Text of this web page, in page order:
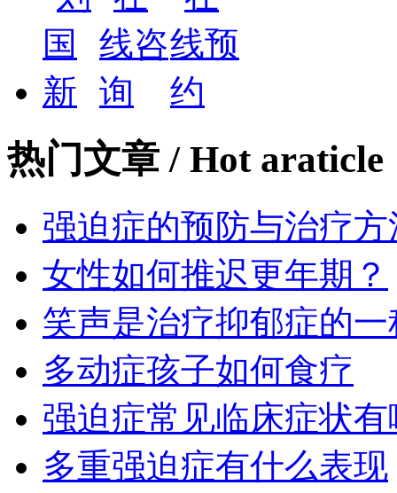
热门文章 / Hot araticle
强迫症的预防与治疗
女性如何推迟更年期？
笑声是治疗抑郁症的
多动症孩子如何食疗
强迫症常见临床症状有
多重强迫症有什么表现